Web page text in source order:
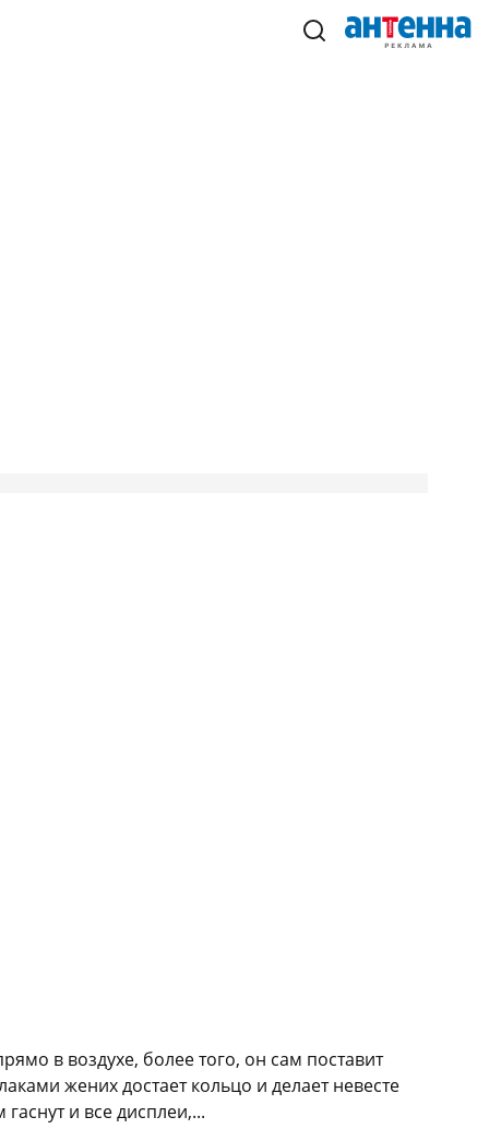
в воздухе, более того, он сам поставит
жених достает кольцо и делает невесте
и все дисплеи,...